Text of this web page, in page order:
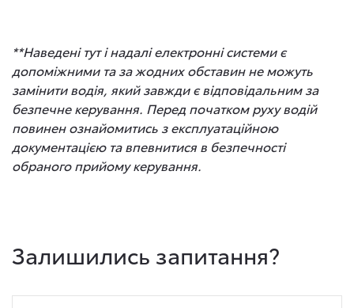
**Наведені тут і надалі електронні системи є
допоміжними та за жодних обставин не можуть
замінити водія, який завжди є відповідальним за
безпечне керування. Перед початком руху водій
повинен ознайомитись з експлуатаційною
документацією та впевнитися в безпечності
обраного прийому керування.
Залишились запитання?